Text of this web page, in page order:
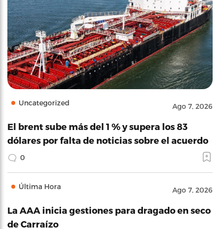
Uncategorized Ago 7, 2026
El brent sube más del 1 % y supera los 83
dólares por falta de noticias sobre el acuerdo
0
Última Hora Ago 7, 2026
La AAA inicia gestiones para dragado en seco
de Carraízo